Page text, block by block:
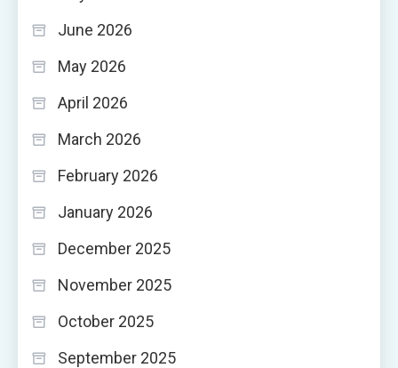
June 2026
May 2026
April 2026
March 2026
February 2026
January 2026
December 2025
November 2025
October 2025
September 2025